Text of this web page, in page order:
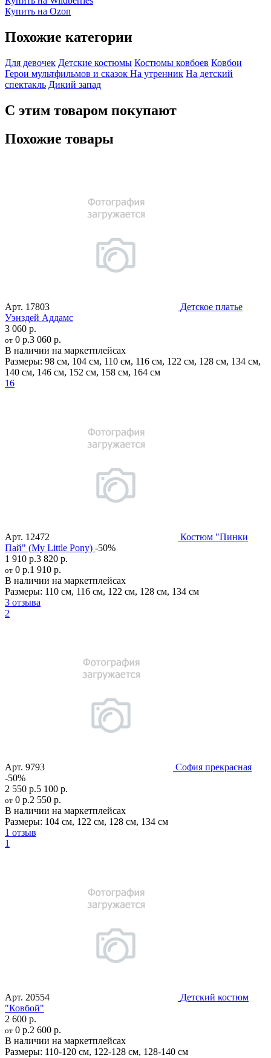
Купить на Ozon
Похожие категории
Для девочек Детские костюмы Костюмы ковбоев Ковбои
Герои мультфильмов и сказок На утренник На детский
спектакль Дикий запад
С этим товаром покупают
Похожие товары
Арт. 17803
Детское платье
Уэнздей Аддамс
3 060 р.
от 0 р.3 060 р.
В наличии на маркетплейсах
Размеры: 98 см, 104 см, 110 см, 116 см, 122 см, 128 см, 134 см,
140 см, 146 см, 152 см, 158 см, 164 см
16
Арт. 12472
Костюм "Пинки
Пай" (My Little Pony) -50%
1 910 р.3 820 р.
от 0 р.1 910 р.
В наличии на маркетплейсах
Размеры: 110 см, 116 см, 122 см, 128 см, 134 см
3 отзыва
2
Арт. 9793
София прекрасная
-50%
2 550 р.5 100 р.
от 0 р.2 550 р.
В наличии на маркетплейсах
Размеры: 104 см, 122 см, 128 см, 134 см
1 отзыв
1
Арт. 20554
Детский костюм
"Ковбой"
2 600 р.
от 0 р.2 600 р.
В наличии на маркетплейсах
Размеры: 110-120 см, 122-128 см, 128-140 см